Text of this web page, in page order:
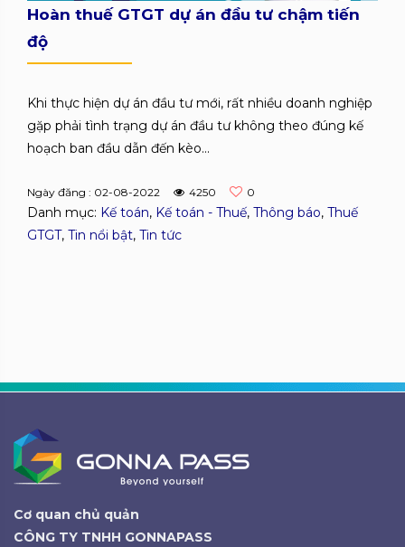
Hoàn thuế GTGT dự án đầu tư chậm tiến
độ
Khi thực hiện dự án đầu tư mới, rất nhiều doanh nghiệp
gặp phải tình trạng dự án đầu tư không theo đúng kế
hoạch ban đầu dẫn đến kèo...
Ngày đăng : 02-08-2022 4250 0
Danh mục: Kế toán, Kế toán - Thuế, Thông báo, Thuế
GTGT, Tin nổi bật, Tin tức
Cơ quan chủ quản
CÔNG TY TNHH GONNAPASS